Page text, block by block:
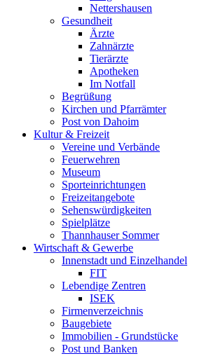
Nettershausen
Gesundheit
Ärzte
Zahnärzte
Tierärzte
Apotheken
Im Notfall
Begrüßung
Kirchen und Pfarrämter
Post von Dahoim
Kultur & Freizeit
Vereine und Verbände
Feuerwehren
Museum
Sporteinrichtungen
Freizeitangebote
Sehenswürdigkeiten
Spielplätze
Thannhauser Sommer
Wirtschaft & Gewerbe
Innenstadt und Einzelhandel
FIT
Lebendige Zentren
ISEK
Firmenverzeichnis
Baugebiete
Immobilien - Grundstücke
Post und Banken